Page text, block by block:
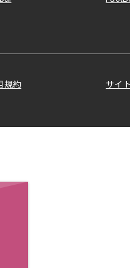
規約 サイ